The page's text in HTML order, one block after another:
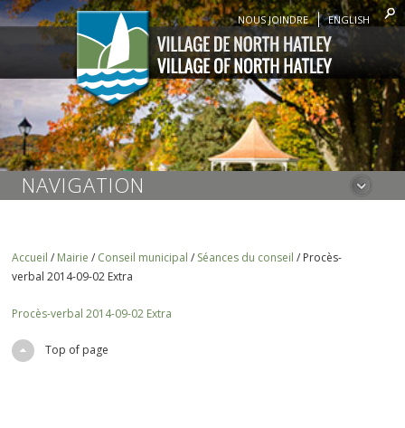
NOUS JOINDRE ENGLISH
NAVIGATION
Accueil / Mairie / Conseil municipal / Séances du conseil / Procès-
verbal 2014-09-02 Extra
Procès-verbal 2014-09-02 Extra
Top of page